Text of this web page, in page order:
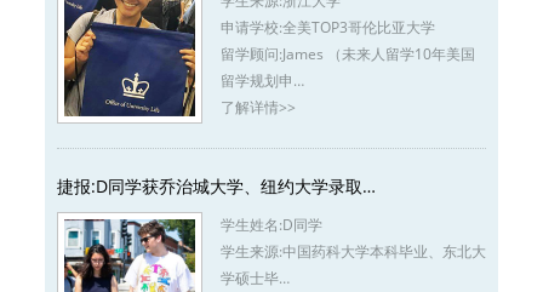
申请学校:全美TOP3哥伦比亚大学
留学顾问:James （未来人留学10年美国
留学规划申…
了解详情>>
捷报:D同学获乔治城大学、纽约大学录取…
学生姓名:D同学
学生来源:中国药科大学本科毕业、东北大
学硕士毕…